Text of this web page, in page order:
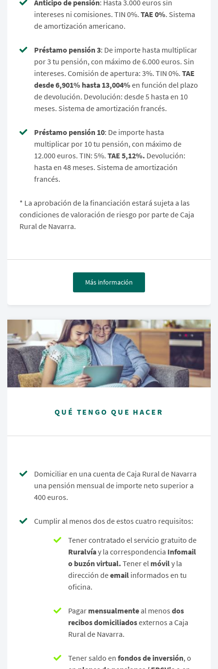
Anticipo de pensión: Hasta 3.000 euros sin
intereses ni comisiones. TIN 0%. TAE 0%. Sistema
de amortización americano.
Préstamo pensión 3: De importe hasta multiplicar
por 3 tu pensión, con máximo de 6.000 euros. Sin
intereses. Comisión de apertura: 3%. TIN 0%. TAE
desde 6,901% hasta 13,004%en función del plazo
de devolución. Devolución: desde 5 hasta en 10
meses. Sistema de amortización francés.
Préstamo pensión 10: De importe hasta
multiplicar por 10 tu pensión, con máximo de
12.000 euros. TIN: 5%. TAE 5,12%. Devolución:
hasta en 48 meses. Sistema de amortización
francés.
* La aprobación de la financiación estará sujeta a las
condiciones de valoración de riesgo por parte de Caja
Rural de Navarra.
Más información
QUÉ TENGO QUE HACER
Domiciliar en una cuenta de Caja Rural de Navarra
una pensión mensual de importe neto superior a
400 euros.
Cumplir al menos dos de estos cuatro requisitos:
Tener contratado el servicio gratuito de
Ruralvíay la correspondencia Infomail
o buzón virtual. Tener el móvily la
dirección deemail informados en tu
oficina.
Pagar mensualmente al menos dos
recibos domiciliadosexternos a Caja
Rural de Navarra.
Tener saldo en fondos de inversión, o